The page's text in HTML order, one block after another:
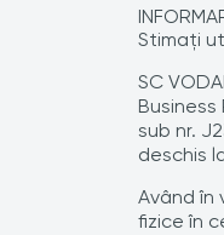
Stimați
SC
sub nr.
deschis
Având în
fizice în